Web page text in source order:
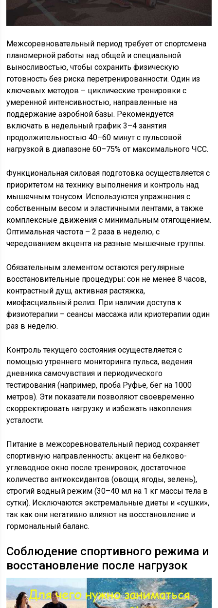
Межсоревновательный период требует от спортсмена
планомерной работы над общей и специальной
выносливостью, чтобы сохранить физическую
готовность без риска перетренированности. Один из
ключевых методов – циклические тренировки с
умеренной интенсивностью, направленные на
поддержание аэробной базы. Рекомендуется
включать в недельный график 3–4 занятия
продолжительностью 40–60 минут с пульсовой
нагрузкой в диапазоне 60–75% от максимального ЧСС.
Функциональная силовая подготовка осуществляется с
приоритетом на технику выполнения и контроль над
мышечным тонусом. Используются упражнения с
собственным весом и эластичными лентами, а также
комплексные движения с минимальным отягощением.
Оптимальная частота – 2 раза в неделю, с
чередованием акцента на разные мышечные группы.
Обязательным элементом остаются регулярные
восстановительные процедуры: сон не менее 8 часов,
контрастный душ, активная растяжка,
миофасциальный релиз. При наличии доступа к
физиотерапии – сеансы массажа или криотерапии один
раз в неделю.
Контроль текущего состояния осуществляется с
помощью утреннего мониторинга пульса, ведения
дневника самочувствия и периодического
тестирования (например, проба Руфье, бег на 1000
метров). Эти показатели позволяют своевременно
скорректировать нагрузку и избежать накопления
усталости.
Питание в межсоревновательный период сохраняет
спортивную направленность: акцент на белково-
углеводное окно после тренировок, достаточное
количество антиоксидантов (овощи, ягоды, зелень),
строгий водный режим (30–40 мл на 1 кг массы тела в
сутки). Исключаются экстремальные диеты и «сушки»,
так как они негативно влияют на восстановление и
гормональный баланс.
Соблюдение спортивного режима и
восстановление после нагрузок